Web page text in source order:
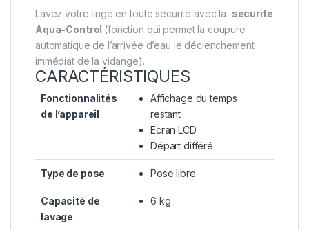
Lavez votre linge en toute sécurité avec la sécurité
Aqua-Control (fonction qui permet la coupure
automatique de l’arrivée d’eau le déclenchement
immédiat de la vidange).
CARACTÉRISTIQUES
Fonctionnalités
de l’appareil
Affichage du temps
restant
Ecran LCD
Départ différé
Type de pose Pose libre
Capacité de
lavage
6 kg